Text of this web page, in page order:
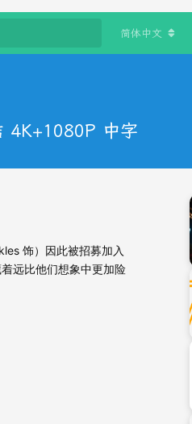
简体中文
4K+1080P 中字
饰）因此被招募加入
远比他们想象中更加险